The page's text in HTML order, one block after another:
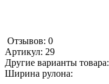
Отзывов: 0
Артикул: 29
Другие варианты товара:
Ширина рулона: